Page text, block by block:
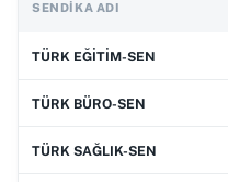
SENDIKA ADI
TÜRK EĞİTİM-SEN
TÜRK BÜRO-SEN
TÜRK SAĞLIK-SEN